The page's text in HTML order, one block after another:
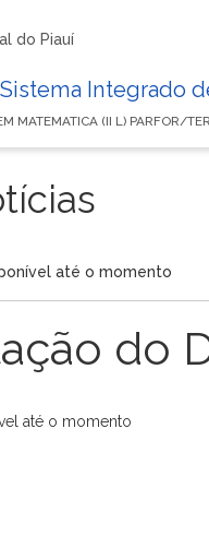
do Piauí
Integrado
MATEMATICA (II L) PARFOR/
até o momento
do
até o momento